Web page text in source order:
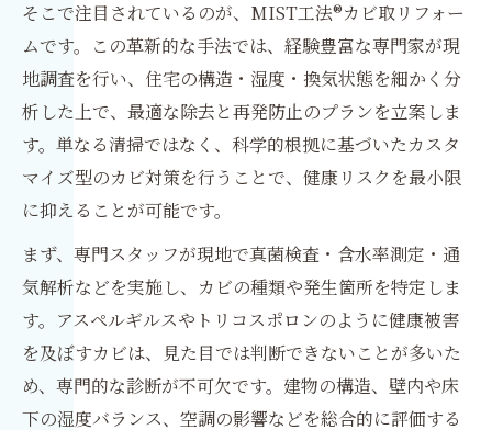
そこで注目されているのが、MIST工法®カビ取リフォー
ムです。この革新的な手法では、経験豊富な専門家が現
地調査を行い、住宅の構造・湿度・換気状態を細かく分
析した上で、最適な除去と再発防止のプランを立案しま
す。単なる清掃ではなく、科学的根拠に基づいたカスタ
マイズ型のカビ対策を行うことで、健康リスクを最小限
に抑えることが可能です。
まず、専門スタッフが現地で真菌検査・含水率測定・通
気解析などを実施し、カビの種類や発生箇所を特定しま
す。アスペルギルスやトリコスポロンのように健康被害
を及ぼすカビは、見た目では判断できないことが多いた
め、専門的な診断が不可欠です。建物の構造、壁内や床
下の湿度バランス、空調の影響などを総合的に評価する